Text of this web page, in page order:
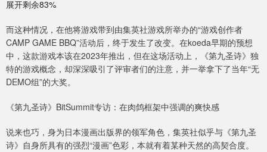
展开剩余83%
而这种情况，在他将游戏带到由集英社游戏所举办的“游戏创作者
CAMP GAME BBQ”活动后，终于发生了改变。在koeda早期的预想
中，这款游戏本该在2023年推出，但在这场活动上，《第九圣诗》独
特的游戏概念，却深深吸引了评审者们的注意，并一举拿下了当年“无
DEMO组”的大奖。
《第九圣诗》BitSummit专访：在肉鸽框架中强调的爽快感
说来也巧，身为日本漫画出版界的领军角色，集英社似乎与《第九圣
诗》自身所具有的强烈“漫画”色彩，本就有着某种天然的高契合度。